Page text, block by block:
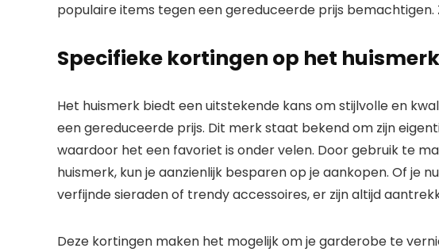
populaire items tegen een gereduceerde prijs bemachtigen.
Specifieke kortingen op het huismerk
Het huismerk biedt een uitstekende kans om stijlvolle en
een gereduceerde prijs. Dit merk staat bekend om zijn
waardoor het een favoriet is onder velen. Door gebruik te
huismerk, kun je aanzienlijk besparen op je aankopen. Of je
verfijnde sieraden of trendy accessoires, er zijn altijd
Deze kortingen maken het mogelijk om je garderobe te